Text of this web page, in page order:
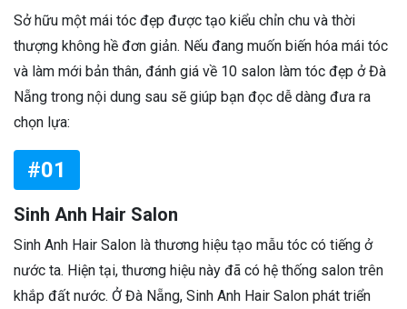
Sở hữu một mái tóc đẹp được tạo kiểu chỉn chu và thời
thượng không hề đơn giản. Nếu đang muốn biến hóa mái tóc
và làm mới bản thân, đánh giá về 10 salon làm tóc đẹp ở Đà
Nẵng trong nội dung sau sẽ giúp bạn đọc dễ dàng đưa ra
chọn lựa:
#01
Sinh Anh Hair Salon
Sinh Anh Hair Salon là thương hiệu tạo mẫu tóc có tiếng ở
nước ta. Hiện tại, thương hiệu này đã có hệ thống salon trên
khắp đất nước. Ở Đà Nẵng, Sinh Anh Hair Salon phát triển